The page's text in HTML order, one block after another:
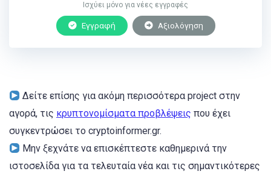
Ισχύει μόνο για νέες εγγραφές
Εγγραφή Αξιολόγηση
Δείτε επίσης για ακόμη περισσότερα project στην
αγορά, τις κρυπτονομίσματα προβλέψεις που έχει
συγκεντρώσει το cryptoinformer.gr.
Μην ξεχνάτε να επισκέπτεστε καθημερινά την
ιστοσελίδα για τα τελευταία νέα και τις σημαντικότερες